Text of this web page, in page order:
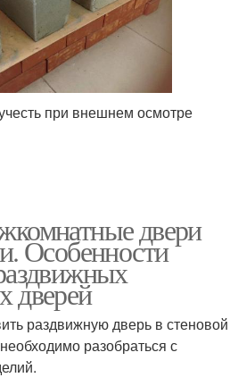
при внешнем осмотре
двери
Особенности
дверей
раздвижную дверь в стеновой
разобраться с